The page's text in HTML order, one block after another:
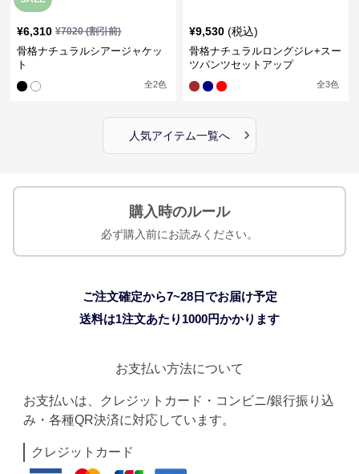
¥6,310 ¥7020(割引前)
骨格ナチュラルシアージャケッ
ト
全2色
¥9,530 (税込)
骨格ナチュラルロングジレ+スー
ツパンツセットアップ
全3色
人気アイテム一覧へ ›
購入時のルール
必ず購入前にお読みください。
ご注文確定から7~28日でお届け予定
送料は1注文あたり 1000円かかります
お支払い方法について
お支払いは、クレジットカード・コンビニ/銀行振り込
み・各種QR決済に対応しています。
クレジットカード